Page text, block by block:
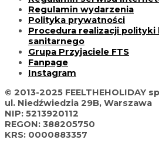
Regulamin wydarzenia
Polityka prywatności
Procedura realizacji
sanitarnego
Grupa Przyjaciele FTS
Fanpage
Instagram
© 2013-2025 FEELTHEHOLIDAY
ul. Niedźwiedzia 29B, Warszawa
NIP: 5213920112
REGON: 388205750
KRS: 0000883357